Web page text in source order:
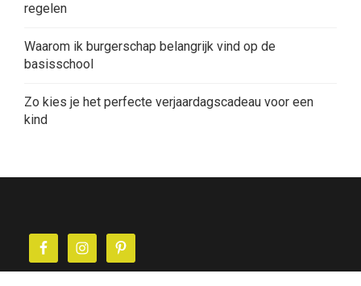
regelen
Waarom ik burgerschap belangrijk vind op de
basisschool
Zo kies je het perfecte verjaardagscadeau voor een
kind